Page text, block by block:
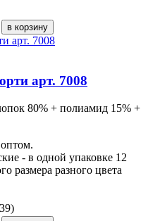
арт. 7008
80% + полиамид 15% +
- в одной упаковке 12
размера разного цвета